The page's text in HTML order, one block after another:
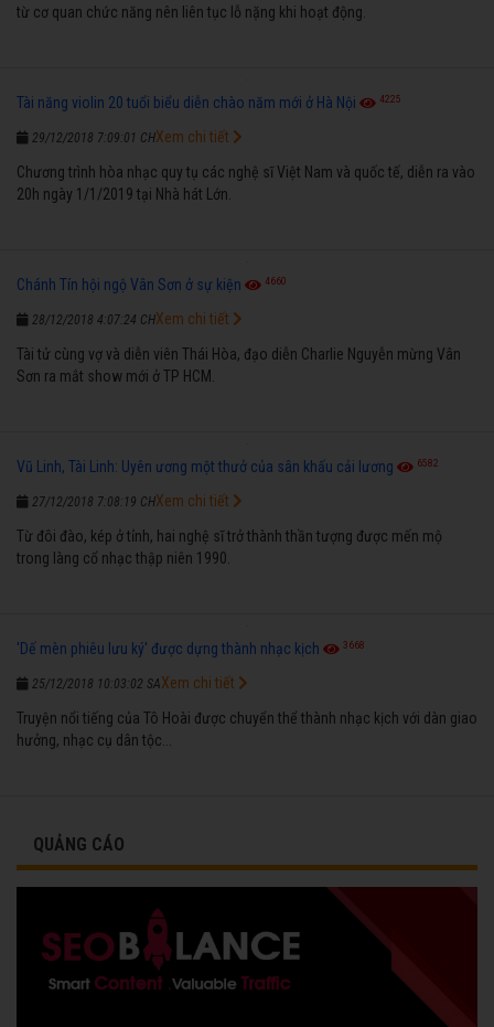
từ cơ quan chức năng nên liên tục lỗ nặng khi hoạt động.
Tài năng violin 20 tuổi biểu diễn chào năm mới ở Hà Nội 4225
29/12/2018 7:09:01 CH
Chương trình hòa nhạc quy tụ các nghệ sĩ Việt Nam và quốc tế, diễn ra vào
20h ngày 1/1/2019 tại Nhà hát Lớn.
Xem chi tiết
Chánh Tín hội ngộ Vân Sơn ở sự kiện 4660
28/12/2018 4:07:24 CH
Tài tử cùng vợ và diễn viên Thái Hòa, đạo diễn Charlie Nguyễn mừng Vân
Sơn ra mắt show mới ở TP HCM.
Xem chi tiết
Vũ Linh, Tài Linh: Uyên ương một thưở của sân khấu cải lương 6582
27/12/2018 7:08:19 CH
Từ đôi đào, kép ở tỉnh, hai nghệ sĩ trở thành thần tượng được mến mộ
trong làng cổ nhạc thập niên 1990.
Xem chi tiết
'Dế mèn phiêu lưu ký' được dựng thành nhạc kịch 3668
25/12/2018 10:03:02 SA
Truyện nổi tiếng của Tô Hoài được chuyển thể thành nhạc kịch với dàn giao
hưởng, nhạc cụ dân tộc...
Xem chi tiết
QUẢNG CÁO